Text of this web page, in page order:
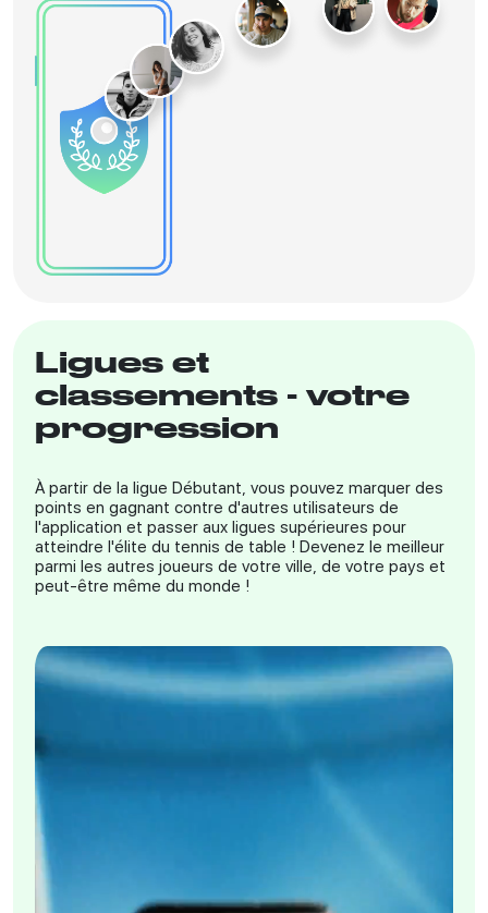
Ligues et
classements - votre
progression
À partir de la ligue Débutant, vous pouvez marquer des
points en gagnant contre d'autres utilisateurs de
l'application et passer aux ligues supérieures pour
atteindre l'élite du tennis de table ! Devenez le meilleur
parmi les autres joueurs de votre ville, de votre pays et
peut-être même du monde !